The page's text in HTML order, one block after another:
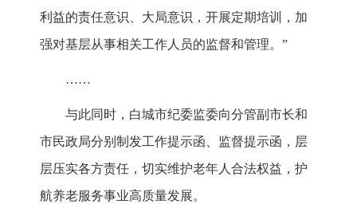
利益的责任意识、大局意识，开展定期培训，加
强对基层从事相关工作人员的监督和管理。”
……
与此同时，白城市纪委监委向分管副市长和
市民政局分别制发工作提示函、监督提示函，层
层压实各方责任，切实维护老年人合法权益，护
航养老服务事业高质量发展。